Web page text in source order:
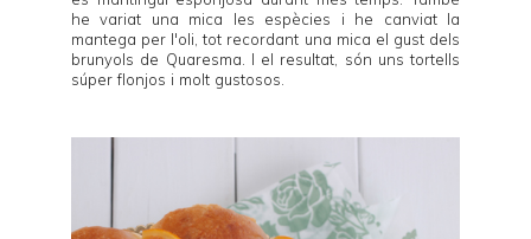
he variat una mica les espècies i he canviat la
mantega per l'oli, tot recordant una mica el gust dels
brunyols de Quaresma. I el resultat, són uns tortells
súper flonjos i molt gustosos.